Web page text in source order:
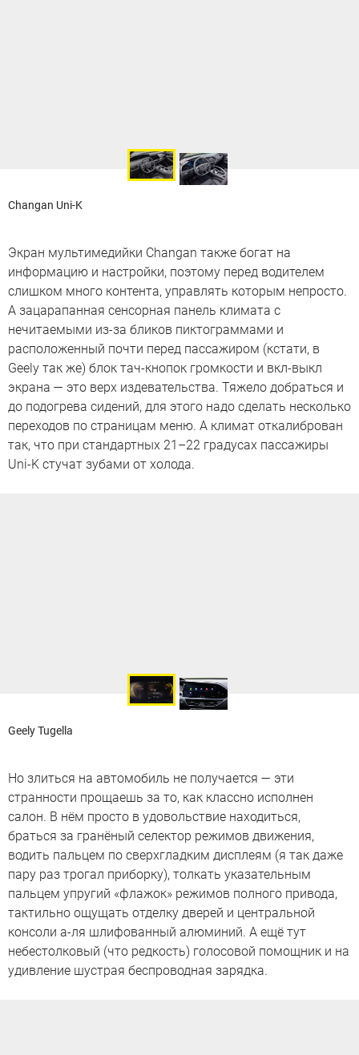
Changan Uni-K
Экран мультимедийки Changan также богат на
информацию и настройки, поэтому перед водителем
слишком много контента, управлять которым непросто.
А зацарапанная сенсорная панель климата с
нечитаемыми из-за бликов пиктограммами и
расположенный почти перед пассажиром (кстати, в
Geely так же) блок тач-кнопок громкости и вкл-выкл
экрана — это верх издевательства. Тяжело добраться и
до подогрева сидений, для этого надо сделать несколько
переходов по страницам меню. А климат откалиброван
так, что при стандартных 21–22 градусах пассажиры
Uni-K стучат зубами от холода.
Geely Tugella
Но злиться на автомобиль не получается — эти
странности прощаешь за то, как классно исполнен
салон. В нём просто в удовольствие находиться,
браться за гранёный селектор режимов движения,
водить пальцем по сверхгладким дисплеям (я так даже
пару раз трогал приборку), толкать указательным
пальцем упругий «флажок» режимов полного привода,
тактильно ощущать отделку дверей и центральной
консоли а-ля шлифованный алюминий. А ещё тут
небестолковый (что редкость) голосовой помощник и на
удивление шустрая беспроводная зарядка.